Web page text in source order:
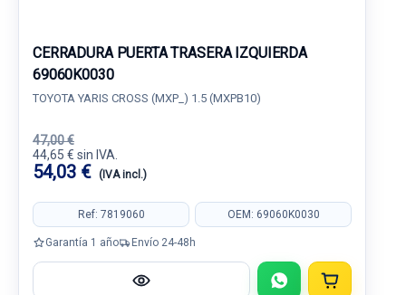
CERRADURA PUERTA TRASERA IZQUIERDA
69060K0030
TOYOTA YARIS CROSS (MXP_) 1.5 (MXPB10)
47,00 €
44,65 € sin IVA.
54,03 € (IVA incl.)
Ref: 7819060 OEM: 69060K0030
Garantía 1 año Envío 24-48h